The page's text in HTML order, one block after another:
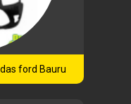
ford Bauru